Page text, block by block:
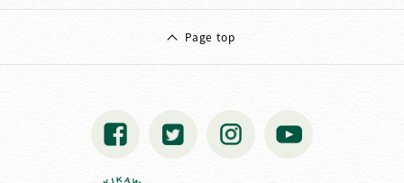
Page top